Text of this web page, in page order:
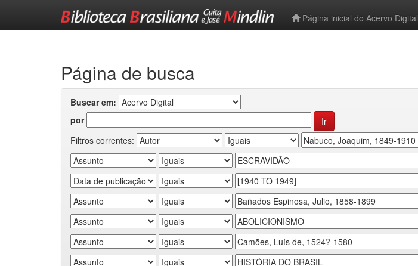
Página inicial do Acervo Digital
Página de busca
Buscar em:
por
Filtros correntes: